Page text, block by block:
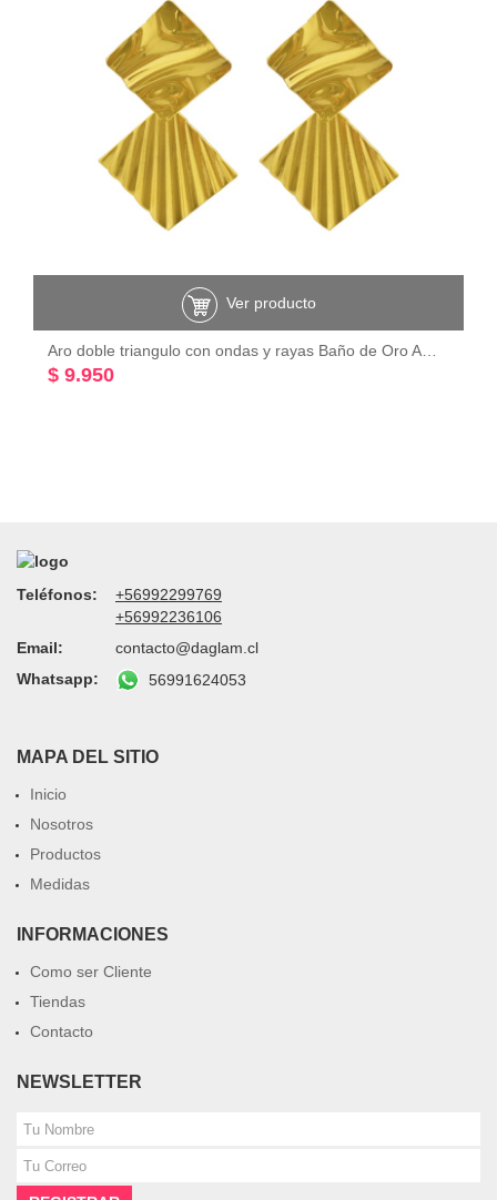
Ver producto
$ 9.950
Teléfonos:
+56992299769
+56992236106
Email:
contacto@daglam.cl
Whatsapp:
56991624053
MAPA DEL SITIO
Inicio
Nosotros
Productos
Medidas
INFORMACIONES
Como ser Cliente
Tiendas
Contacto
NEWSLETTER